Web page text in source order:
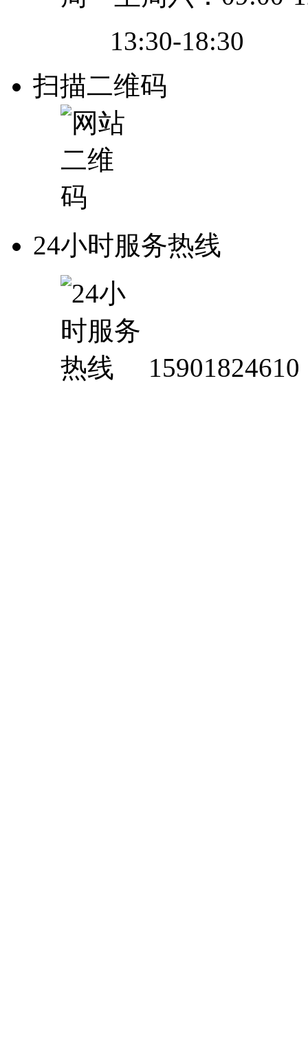
13:30-18:30
扫描二维码
24小时服务热线
15901824610